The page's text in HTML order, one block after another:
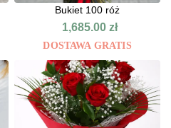
Bukiet 100 róż
1,685.00 zł
DOSTAWA GRATIS